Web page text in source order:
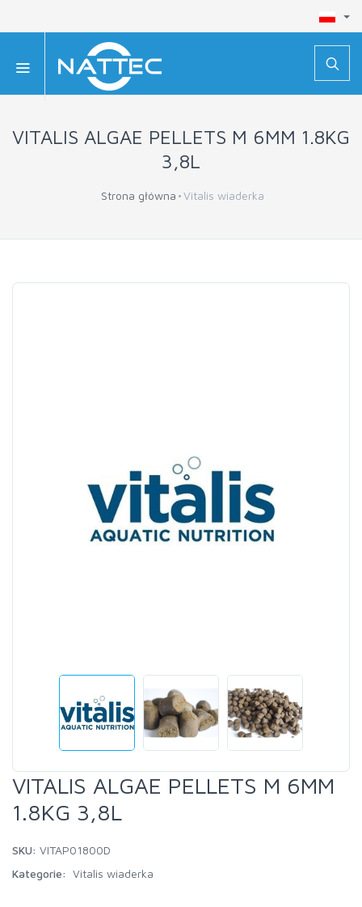
VITALIS ALGAE PELLETS M 6MM 1.8KG
3,8L
Strona główna Vitalis wiaderka
VITALIS ALGAE PELLETS M 6MM
1.8KG 3,8L
SKU: VITAP01800D
Kategorie: Vitalis wiaderka